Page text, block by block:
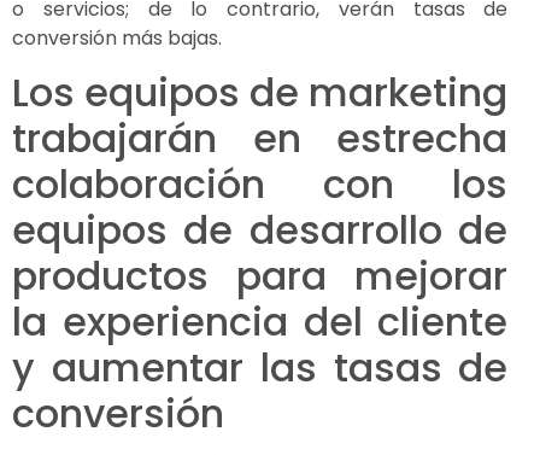
o servicios; de lo contrario, verán tasas de
conversión más bajas.
Los equipos de marketing
trabajarán en estrecha
colaboración con los
equipos de desarrollo de
productos para mejorar
la experiencia del cliente
y aumentar las tasas de
conversión